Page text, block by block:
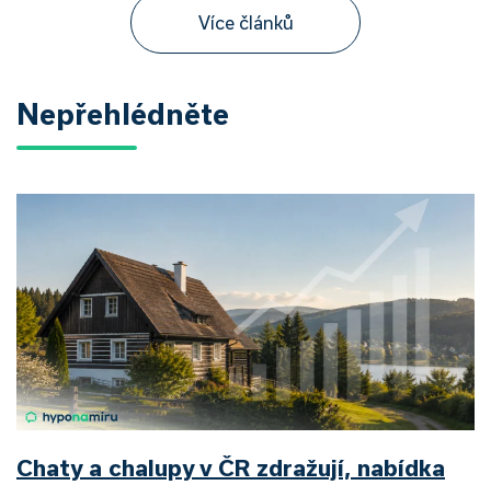
Více článků
Nepřehlédněte
Chaty a chalupy v ČR zdražují, nabídka